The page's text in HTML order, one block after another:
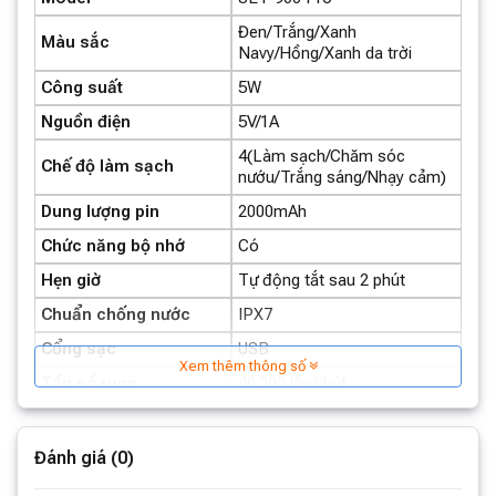
Màu sắc
Đen/Trắng/Xanh
Navy/Hồng/Xanh da trời
Công suất
5W
Nguồn điện
5V/1A
Chế độ làm sạch
4(Làm sạch/Chăm sóc
nướu/Trắng sáng/Nhạy cảm)
Dung lượng pin
2000mAh
Chức năng bộ nhớ
Có
Hẹn giờ
Tự động tắt sau 2 phút
Chuẩn chống nước
IPX7
Cổng sạc
USB
Tần số rung
40.200 lần/phút
Thời gian sạc
8h
Thời gian sử dụng tiêu
chuẩn
Xem thêm thông số
Đánh giá (0)